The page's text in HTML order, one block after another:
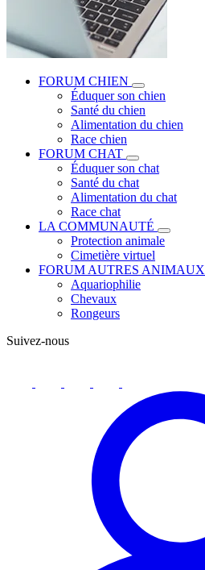
FORUM CHIEN
Éduquer son chien
Santé du chien
Alimentation du chien
Race chien
FORUM CHAT
Éduquer son chat
Santé du chat
Alimentation du chat
Race chat
LA COMMUNAUTÉ
Protection animale
Cimetière virtuel
FORUM AUTRES ANIMAUX
Aquariophilie
Chevaux
Rongeurs
Suivez-nous